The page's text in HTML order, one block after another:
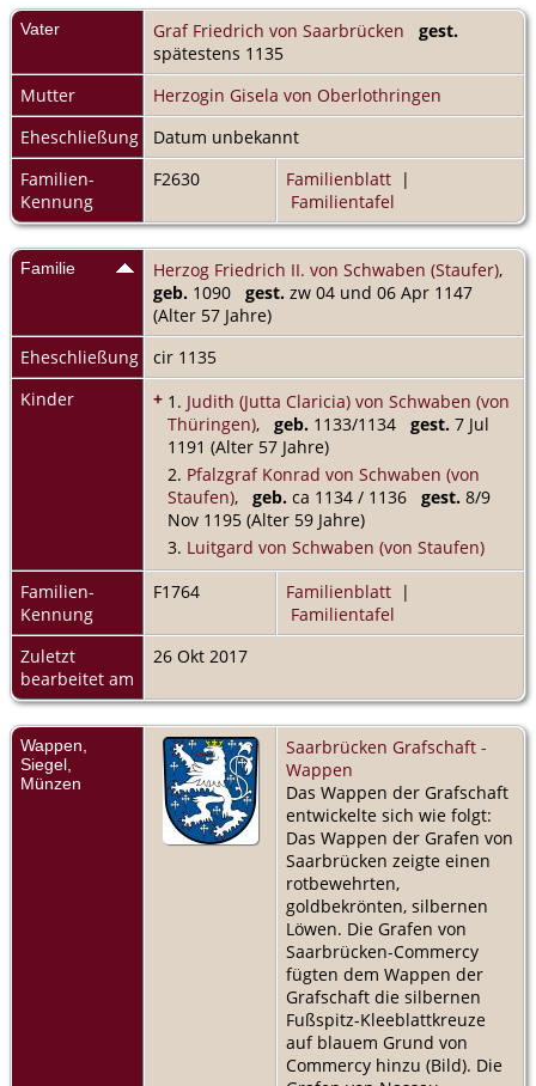
Vater Graf Friedrich von Saarbrücken
gest.
spätestens 1135
Mutter
Herzogin Gisela von Oberlothringen
Eheschließung
Datum unbekannt
Familien-
Kennung
F2630 Familienblatt |
Familientafel
Familie Herzog Friedrich II. von Schwaben (Staufer),
geb. 1090 gest. zw 04 und 06 Apr 1147
(Alter 57 Jahre)
Eheschließung
cir 1135
Kinder
+ 1. Judith (Jutta Claricia) von Schwaben (von
Thüringen), geb. 1133/1134 gest. 7 Jul
1191 (Alter 57 Jahre)
2. Pfalzgraf Konrad von Schwaben (von
Staufen), geb. ca 1134 / 1136 gest. 8/9
Nov 1195 (Alter 59 Jahre)
3. Luitgard von Schwaben (von Staufen)
Familien-
Kennung
F1764 Familienblatt |
Familientafel
Zuletzt
bearbeitet am
26 Okt 2017
Wappen,
Siegel,
Münzen
Saarbrücken Grafschaft -
Wappen
Das Wappen der Grafschaft
entwickelte sich wie folgt:
Das Wappen der Grafen von
Saarbrücken zeigte einen
rotbewehrten,
goldbekrönten, silbernen
Löwen. Die Grafen von
Saarbrücken-Commercy
fügten dem Wappen der
Grafschaft die silbernen
Fußspitz-Kleeblattkreuze
auf blauem Grund von
Commercy hinzu (Bild). Die